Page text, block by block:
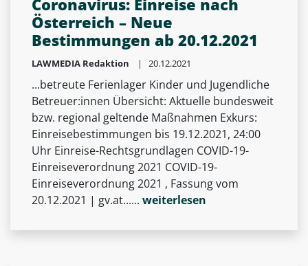
Österreich – Neue
Bestimmungen ab 20.12.2021
LAWMEDIA Redaktion | 20.12.2021
...betreute Ferienlager Kinder und Jugendliche
Betreuer:innen Übersicht: Aktuelle bundesweit
bzw. regional geltende Maßnahmen Exkurs:
Einreisebestimmungen bis 19.12.2021, 24:00
Uhr Einreise-Rechtsgrundlagen COVID-19-
Einreiseverordnung 2021 COVID-19-
Einreiseverordnung 2021 , Fassung vom
20.12.2021 | gv.at...... weiterlesen